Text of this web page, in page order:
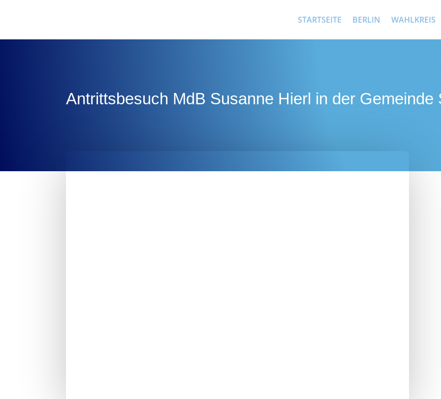
STARTSEITE BERLIN WAHLKREIS
Antrittsbesuch MdB Susanne Hierl in der Gemeinde